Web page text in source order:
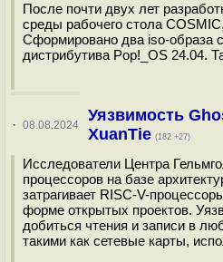
После почти двух лет
среды рабочего стола
Сформировано два iso-образа
дистрибутива Pop!_OS 24.04.
· 08.08.2024
Уязвимость
XuanTie (182 +27)
Исследователи Центра
процессоров на базе
затрагивает RISC-V-
форме открытых проектов.
добиться чтения и записи в
такими как сетевые карты,